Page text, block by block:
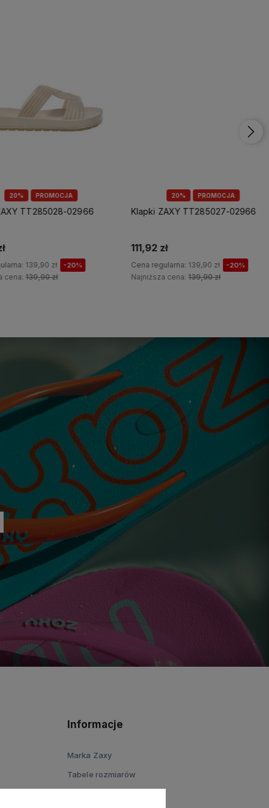
20% PROMOCJA
TT285028-02966
139,90 zł -20%
139,90 zł
20% PROMOCJA
Klapki ZAXY TT285027-02966
111,92 zł
Cena regularna:139,90 zł -20%
Najniższa cena:139,90 zł
Informacje
Marka Zaxy
Tabele rozmiarów